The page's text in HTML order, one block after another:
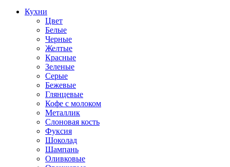
Кухни
Цвет
Белые
Черные
Желтые
Красные
Зеленые
Серые
Бежевые
Глянцевые
Кофе с молоком
Металлик
Слоновая кость
Фуксия
Шоколад
Шампань
Оливковые